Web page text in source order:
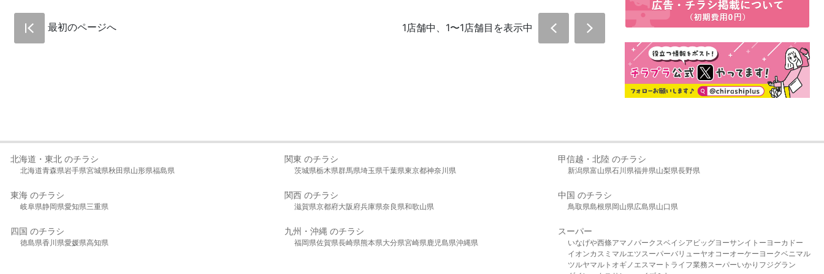
最初のページへ 1店舗中、1〜1店舗目を表示中
北海道・東北 のチラシ
北海道青森県岩手県宮城県秋田県山形県福島県
関東 のチラシ
茨城県栃木県群馬県埼玉県千葉県東京都神奈川県
甲信越・北陸 のチラシ
新潟県富山県石川県福井県山梨県長野県
東海 のチラシ
岐阜県静岡県愛知県三重県
関西 のチラシ
滋賀県京都府大阪府兵庫県奈良県和歌山県
中国 のチラシ
鳥取県島根県岡山県広島県山口県
四国 のチラシ
徳島県香川県愛媛県高知県
九州・沖縄 のチラシ
福岡県佐賀県長崎県熊本県大分県宮崎県 鹿児島県沖縄県
スーパー
いなげや西條アマノパークスベイシア ビッグヨーサンイトーヨーカドー
イオンカスミ マルエツ スーパーバリューヤオコーオーケー ヨークベニマル
ツルヤマルト オギノ エスマート ライフ業務スーパーいかり フジグラン